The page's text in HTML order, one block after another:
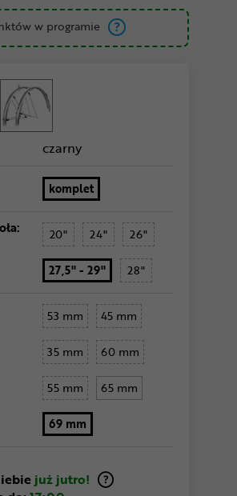
w programie
czarny
komplet
20" 24" 26"
27,5" - 29" 28"
53 mm 45 mm
35 mm 60 mm
55 mm 65 mm
69 mm
już jutro!